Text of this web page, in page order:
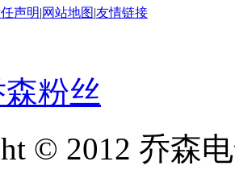
声明 网站地图 友情链接
粉丝
© 2012 乔